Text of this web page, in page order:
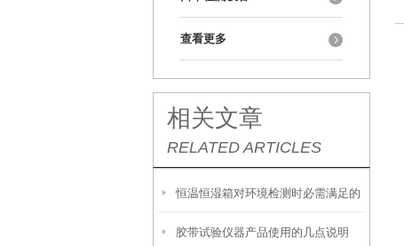
查看更多
相关文章
RELATED ARTICLES
恒温恒湿箱对环境检测时必需满足的
5大基本原则
胶带试验仪器产品使用的几点说明